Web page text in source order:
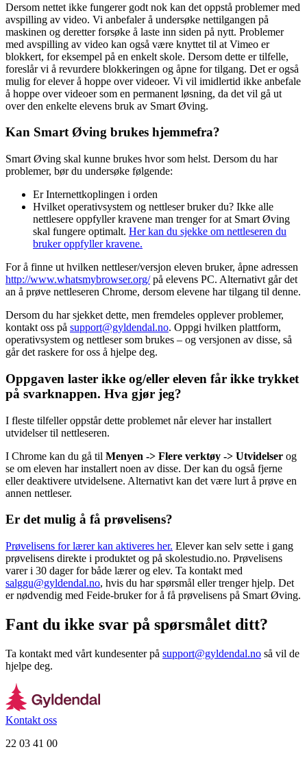
Dersom nettet ikke fungerer godt nok kan det oppstå problemer med
avspilling av video. Vi anbefaler å undersøke nettilgangen på
maskinen og deretter forsøke å laste inn siden på nytt. Problemer
med avspilling av video kan også være knyttet til at Vimeo er
blokkert, for eksempel på en enkelt skole. Dersom dette er tilfelle,
foreslår vi å revurdere blokkeringen og åpne for tilgang. Det er også
mulig for elever å hoppe over videoer. Vi vil imidlertid ikke anbefale
å hoppe over videoer som en permanent løsning, da det vil gå ut
over den enkelte elevens bruk av Smart Øving.
Kan Smart Øving brukes hjemmefra?
Smart Øving skal kunne brukes hvor som helst. Dersom du har
problemer, bør du undersøke følgende:
Er Internettkoplingen i orden
Hvilket operativsystem og nettleser bruker du? Ikke alle
nettlesere oppfyller kravene man trenger for at Smart Øving
skal fungere optimalt. Her kan du sjekke om nettleseren du
bruker oppfyller kravene.
For å finne ut hvilken nettleser/versjon eleven bruker, åpne adressen
http://www.whatsmybrowser.org/på elevens PC. Alternativt går det
an å prøve nettleseren Chrome, dersom elevene har tilgang til denne.
Dersom du har sjekket dette, men fremdeles opplever problemer,
kontakt oss på support@gyldendal.no. Oppgi hvilken plattform,
operativsystem og nettleser som brukes – og versjonen av disse, så
går det raskere for oss å hjelpe deg.
Oppgaven laster ikke og/eller eleven får ikke trykket
på svarknappen. Hva gjør jeg?
I fleste tilfeller oppstår dette problemet når elever har installert
utvidelser til nettleseren.
I Chrome kan du gå til Menyen -> Flere verktøy -> Utvidelser og
se om eleven har installert noen av disse. Der kan du også fjerne
eller deaktivere utvidelsene. Alternativt kan det være lurt å prøve en
annen nettleser.
Er det mulig å få prøvelisens?
Prøvelisens for lærer kan aktiveres her. Elever kan selv sette i gang
prøvelisens direkte i produktet og på skolestudio.no. Prøvelisens
varer i 30 dager for både lærer og elev. Ta kontakt med
salggu@gyldendal.no, hvis du har spørsmål eller trenger hjelp. Det
er nødvendig med Feide-bruker for å få prøvelisens på Smart Øving.
Fant du ikke svar på spørsmålet ditt?
Ta kontakt med vårt kundesenter på support@gyldendal.no så vil de
hjelpe deg.
Kontakt oss
22 03 41 00